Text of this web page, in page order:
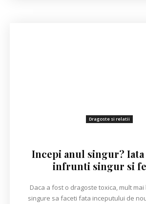
Dragoste si relatii
Incepi anul singur?
infrunti singur si
Daca a fost o dragoste toxica, mult
singure sa faceti fata inceputului de